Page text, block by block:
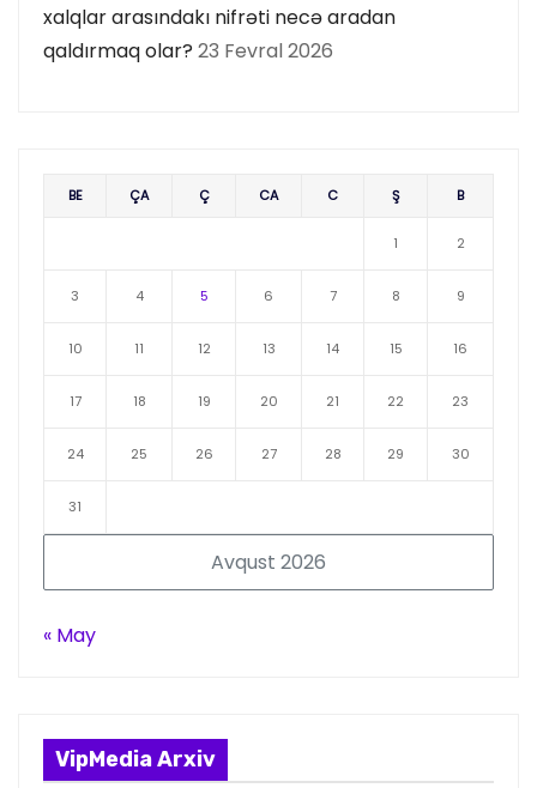
xalqlar arasındakı nifrəti necə aradan
qaldırmaq olar? 23 Fevral 2026
Avqust 2026
BE ÇA Ç CA C Ş B
1 2
3 4 5 6 7 8 9
10 11 12 13 14 15 16
17 18 19 20 21 22 23
24 25 26 27 28 29 30
31
« May
VipMedia Arxiv